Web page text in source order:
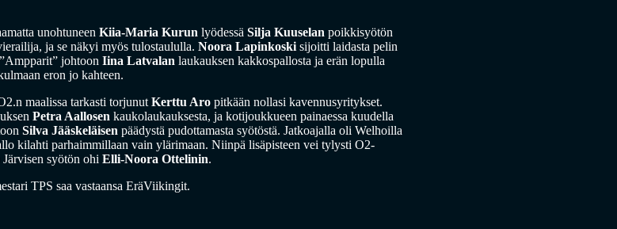
unohtuneen Kiia-Maria Kurun lyödessä Silja Kuuselan poikkisyötön
ja se näkyi myös tulostaululla. Noora Lapinkoski sijoitti laidasta pelin
johtoon Iina Latvalan laukauksen kakkospallosta ja erän lopulla
eron jo kahteen.
maalissa tarkasti torjunut Kerttu Aro pitkään nollasi kavennusyritykset.
Petra Aallosen kaukolaukauksesta, ja kotijoukkueen painaessa kuudella
Silva Jääskeläisen päädystä pudottamasta syötöstä. Jatkoajalla oli Welhoilla
kilahti parhaimmillaan vain ylärimaan. Niinpä lisäpisteen vei tylysti O2-
syötön ohi Elli-Noora Ottelinin.
TPS saa vastaansa EräViikingit.